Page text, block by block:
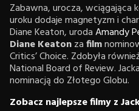
Zabawna, urocza,
uroku dodaje magnetyzm i
Diane Keaton, urodaAmandy
Diane Keatonzafilm
Critics’ Choice. Zdobyła
National Board of Review.
nominacją do Złotego Globu.
Zobacz najlepsze filmy z